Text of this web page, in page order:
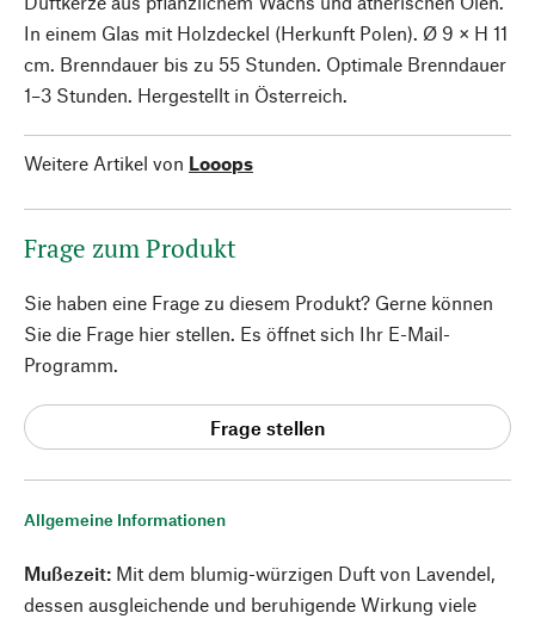
Allgemeine Informationen
Mußezeit: Mit dem blumig-würzigen Duft von Lavendel,
dessen ausgleichende und beruhigende Wirkung viele
In einem Glas mit Holzdeckel (Herkunft Polen). Ø 9 × H 11
cm. Brenndauer bis zu 55 Stunden. Optimale Brenndauer
1–3 Stunden. Hergestellt in Österreich.
Weitere Artikel von Looops
Frage zum Produkt
Sie haben eine Frage zu diesem Produkt? Gerne können
Sie die Frage hier stellen. Es öffnet sich Ihr E-Mail-
Programm.
Frage stellen